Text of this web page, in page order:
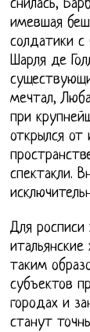
снилась,
имевшая
солдатики с
Шарля де
мечтал,
при
открылся от
спектакли.
Для росписи
таким
субъектов
городах и
станут